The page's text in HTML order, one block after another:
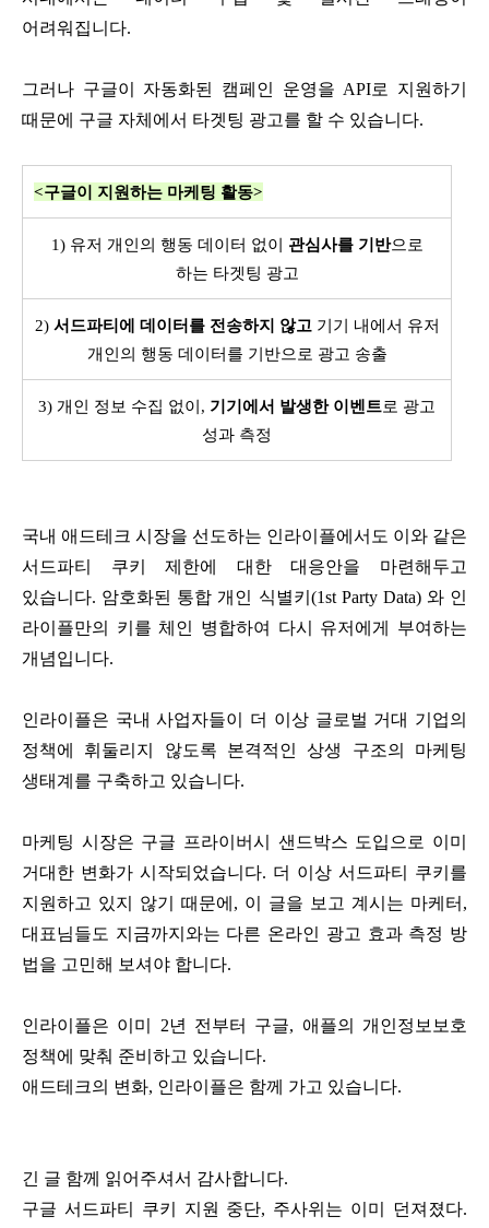
어려워집니다.
그러나 구글이 자동화된 캠페인 운영을 API로 지원하기
때문에 구글 자체에서 타겟팅 광고를 할 수 있습니다.
<구글이 지원하는 마케팅 활동>
1) 유저 개인의 행동 데이터 없이 관심사를 기반으로
하는 타겟팅 광고
2) 서드파티에 데이터를 전송하지 않고 기기 내에서 유저
개인의 행동 데이터를 기반으로 광고 송출
3) 개인 정보 수집 없이, 기기에서 발생한 이벤트로 광고
성과 측정
국내 애드테크 시장을 선도하는 인라이플에서도 이와 같은
서드파티 쿠키 제한에 대한 대응안을 마련해두고
있습니다. 암호화된 통합 개인 식별키(1st Party Data) 와 인
라이플만의 키를 체인 병합하여 다시 유저에게 부여하는
개념입니다.
인라이플은 국내 사업자들이 더 이상 글로벌 거대 기업의
정책에 휘둘리지 않도록 본격적인 상생 구조의 마케팅
생태계를 구축하고 있습니다.
마케팅 시장은 구글 프라이버시 샌드박스 도입으로 이미
거대한 변화가 시작되었습니다. 더 이상 서드파티 쿠키를
지원하고 있지 않기 때문에, 이 글을 보고 계시는 마케터,
대표님들도 지금까지와는 다른 온라인 광고 효과 측정 방
법을 고민해 보셔야 합니다.
인라이플은 이미 2년 전부터 구글, 애플의 개인정보보호
정책에 맞춰 준비하고 있습니다.
애드테크의 변화, 인라이플은 함께 가고 있습니다.
긴 글 함께 읽어주셔서 감사합니다.
구글 서드파티 쿠키 지원 중단, 주사위는 이미 던져졌다.